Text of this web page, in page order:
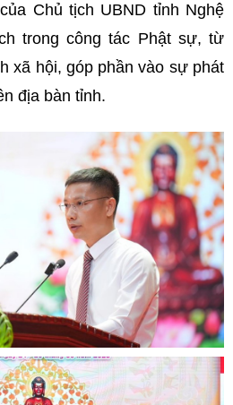
Chủ tịch UBND tỉnh Nghệ
trong công tác Phật sự, từ
xã hội, góp phần vào sự phát
địa bàn tỉnh.